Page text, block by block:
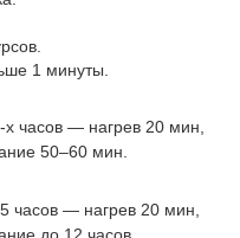
1 минуты.
часов — нагрев 20 мин,
50–60 мин.
часов — нагрев 20 мин,